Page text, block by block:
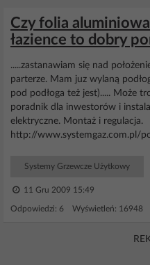
Czy folia
łazience to dobry
.....zastanawiam się nad
parterze. Mam juz wylaną
pod podłoga też jest)..... Może
poradnik dla inwestorów i
elektryczne. Montaż i regulacja.
http://www.systemgaz.com.pl/
Systemy Grzewcze Użytkowy
11 Gru 2009 15:49
Odpowiedzi: 6 Wyświetleń: 16948